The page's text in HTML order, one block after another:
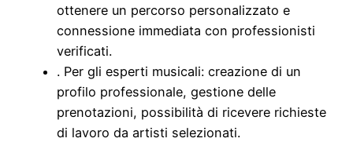
ottenere un percorso personalizzato e
connessione immediata con professionisti
verificati.
. Per gli esperti musicali: creazione di un
profilo professionale, gestione delle
prenotazioni, possibilità di ricevere richieste
di lavoro da artisti selezionati.